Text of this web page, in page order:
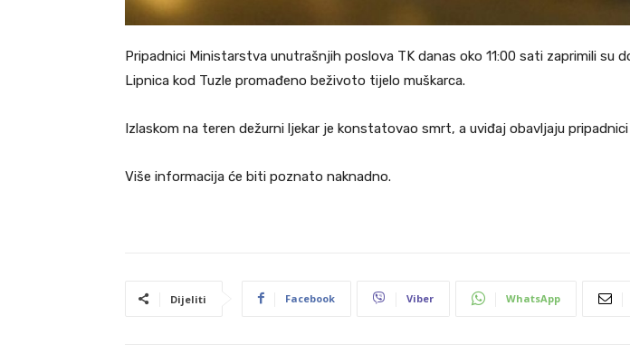
Pripadnici Ministarstva unutrašnjih poslova TK danas oko 11:00 sati zaprimili su
Lipnica kod Tuzle promađeno beživoto tijelo muškarca.
Izlaskom na teren dežurni ljekar je konstatovao smrt, a uviđaj obavljaju pripadnici
Više informacija će biti poznato naknadno.
Dijeliti Facebook Viber WhatsApp